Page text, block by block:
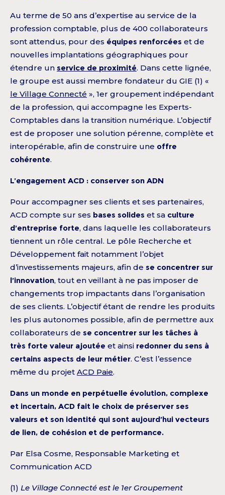
Au terme de 50 ans d’expertise au service de la
profession comptable, plus de 400 collaborateurs
sont attendus, pour des équipes renforcées et de
nouvelles implantations géographiques pour
étendre un service de proximité. Dans cette lignée,
le groupe est aussi membre fondateur du GIE (1) «
le Village Connecté », 1er groupement indépendant
de la profession, qui accompagne les Experts-
Comptables dans la transition numérique. L’objectif
est de proposer une solution pérenne, complète et
interopérable, afin de construire une offre
cohérente.
L’engagement ACD : conserver son ADN
Pour accompagner ses clients et ses partenaires,
ACD compte sur ses bases solides et sa culture
d’entreprise forte, dans laquelle les collaborateurs
tiennent un rôle central. Le pôle Recherche et
Développement fait notamment l’objet
d’investissements majeurs, afin de se concentrer sur
l’innovation, tout en veillant à ne pas imposer de
changements trop impactants dans l’organisation
de ses clients. L’objectif étant de rendre les produits
les plus autonomes possible, afin de permettre aux
collaborateurs de se concentrer sur les tâches à
très forte valeur ajoutée et ainsi redonner du sens à
certains aspects de leur métier. C’est l’essence
même du projet ACD Paie.
Dans un monde en perpétuelle évolution, complexe
et incertain, ACD fait le choix de préserver ses
valeurs et son identité qui sont aujourd’hui vecteurs
de lien, de cohésion et de performance.
Par Elsa Cosme, Responsable Marketing et
Communication ACD
(1) Le Village Connecté est le 1er Groupement